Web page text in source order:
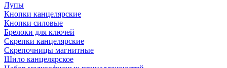
Лупы
Кнопки канцелярские
Кнопки силовые
Брелоки для ключей
Скрепки канцелярские
Скрепочницы магнитные
Шило канцелярское